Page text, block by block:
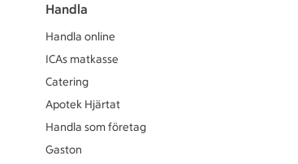
Handla
Handla online
ICAs matkasse
Catering
Apotek Hjärtat
Handla som företag
Gaston